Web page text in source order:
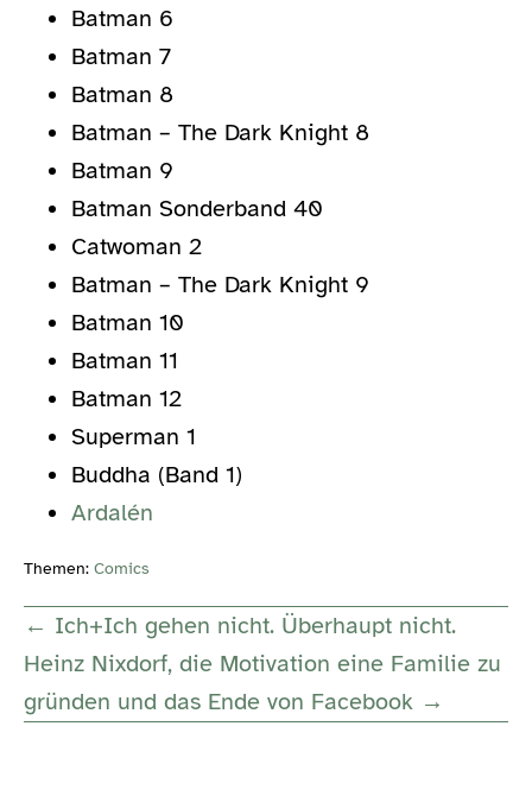
Batman 6
Batman 7
Batman 8
Batman – The Dark Knight 8
Batman 9
Batman Sonderband 40
Catwoman 2
Batman – The Dark Knight 9
Batman 10
Batman 11
Batman 12
Superman 1
Buddha (Band 1)
Ardalén
Themen: Comics
Post
Navigation
← Ich+Ich gehen nicht. Überhaupt nicht.
Heinz Nixdorf, die Motivation eine Familie zu
gründen und das Ende von Facebook →